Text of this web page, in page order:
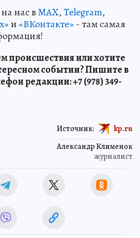
нас вMAX,Telegram,
и«ВКонтакте» - там самая
происшествия или хотите
событии? Пишите в
редакции: +7 (978) 349-
Александр Клименок
журналист
Источник: kp.ru